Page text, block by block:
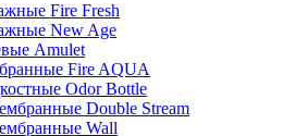
Fire Fresh
New Age
Amulet
Fire AQUA
Odor Bottle
Double Stream
Wall